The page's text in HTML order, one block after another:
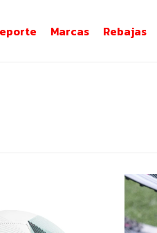
Marcas Rebajas